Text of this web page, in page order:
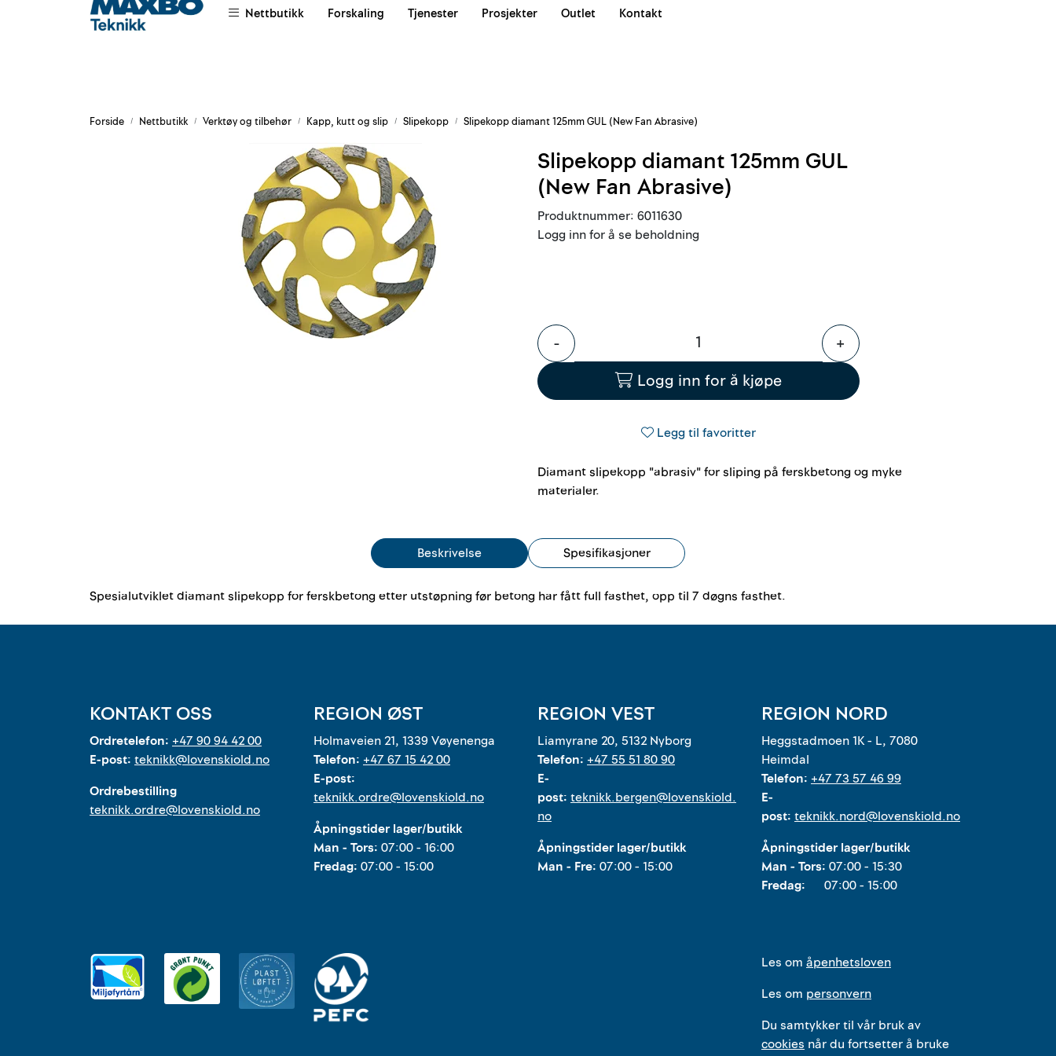
Skip to main content
Om oss | Leievilkår | Våre team
Nettbutikk Forskaling Tjenester Prosjekter Outlet Kontakt
Forside Nettbutikk Verktøy og tilbehør Kapp, kutt og slip Slipekopp Slipekopp diamant 125mm GUL (New Fan Abrasive)
Slipekopp diamant 125mm GUL
(New Fan Abrasive)
Produktnummer: 6011630
Logg inn for å se beholdning
-
+
Logg inn for å kjøpe
Legg til favoritter
Diamant slipekopp "abrasiv" for sliping på ferskbetong og myke
materialer.
Beskrivelse Spesifikasjoner
Spesialutviklet diamant slipekopp for ferskbetong etter utstøpning før betong har fått full fasthet, opp til 7 døgns fasthet.
KONTAKT OSS
Ordretelefon: +47 90 94 42 00
E-post: teknikk@lovenskiold.no
Ordrebestilling
teknikk.ordre@lovenskiold.no
REGION ØST
Holmaveien 21, 1339 Vøyenenga
Telefon: +47 67 15 42 00
E-post:
teknikk.ordre@lovenskiold.no
Åpningstider lager/butikk
Man - Tors: 07:00 - 16:00
Fredag: 07:00 - 15:00
REGION VEST
Liamyrane 20, 5132 Nyborg
Telefon: +47 55 51 80 90
E-
post: teknikk.bergen@lovenskiold.
no
Åpningstider lager/butikk
Man - Fre: 07:00 - 15:00
REGION NORD
Heggstadmoen 1K - L, 7080
Heimdal
Telefon: +47 73 57 46 99
E-
post: teknikk.nord@lovenskiold.no
Åpningstider lager/butikk
Man - Tors: 07:00 - 15:30
Fredag: 07:00 - 15:00
Les om åpenhetsloven
Les om personvern
Du samtykker til vår bruk av
cookies når du fortsetter å bruke